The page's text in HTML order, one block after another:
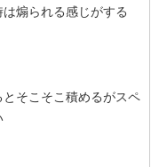
煽られる感じがする
そこそこ積めるがスペ